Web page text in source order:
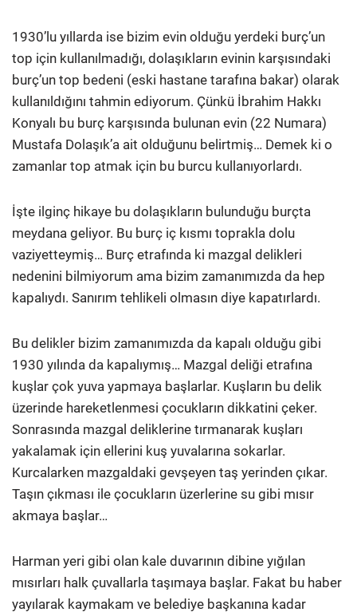
1930’lu yıllarda ise bizim evin olduğu yerdeki burç’un
top için kullanılmadığı, dolaşıkların evinin karşısındaki
burç’un top bedeni (eski hastane tarafına bakar) olarak
kullanıldığını tahmin ediyorum. Çünkü İbrahim Hakkı
Konyalı bu burç karşısında bulunan evin (22 Numara)
Mustafa Dolaşık’a ait olduğunu belirtmiş… Demek ki o
zamanlar top atmak için bu burcu kullanıyorlardı.
İşte ilginç hikaye bu dolaşıkların bulunduğu burçta
meydana geliyor. Bu burç iç kısmı toprakla dolu
vaziyetteymiş… Burç etrafında ki mazgal delikleri
nedenini bilmiyorum ama bizim zamanımızda da hep
kapalıydı. Sanırım tehlikeli olmasın diye kapatırlardı.
Bu delikler bizim zamanımızda da kapalı olduğu gibi
1930 yılında da kapalıymış… Mazgal deliği etrafına
kuşlar çok yuva yapmaya başlarlar. Kuşların bu delik
üzerinde hareketlenmesi çocukların dikkatini çeker.
Sonrasında mazgal deliklerine tırmanarak kuşları
yakalamak için ellerini kuş yuvalarına sokarlar.
Kurcalarken mazgaldaki gevşeyen taş yerinden çıkar.
Taşın çıkması ile çocukların üzerlerine su gibi mısır
akmaya başlar…
Harman yeri gibi olan kale duvarının dibine yığılan
mısırları halk çuvallarla taşımaya başlar. Fakat bu haber
yayılarak kaymakam ve belediye başkanına kadar